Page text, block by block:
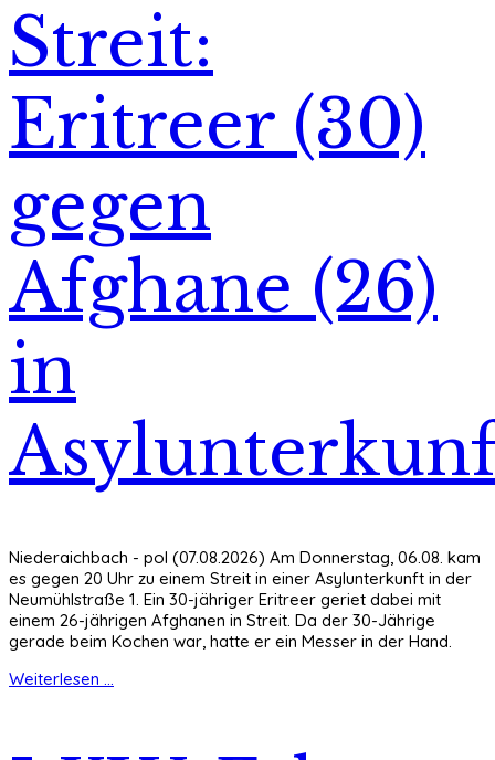
Streit:
Eritreer (30)
gegen
Afghane (26)
in
Niederaichbach - pol (07.08.2026) Am Donnerstag, 06.08. kam
es gegen 20 Uhr zu einem Streit in einer Asylunterkunft in der
Neumühlstraße 1. Ein 30-jähriger Eritreer geriet dabei mit
einem 26-jährigen Afghanen in Streit. Da der 30-Jährige
gerade beim Kochen war, hatte er ein Messer in der Hand.
Weiterlesen ...